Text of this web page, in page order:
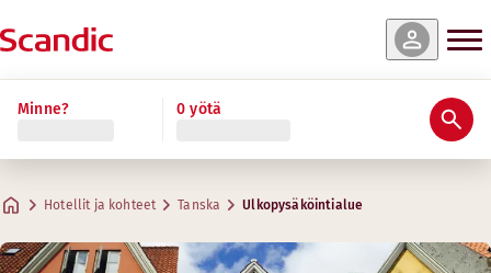
Minne? 0 yötä
Hotellit ja kohteet Tanska Ulkopysäköintialue